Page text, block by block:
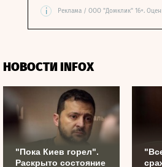
i Реклама / ООО "Домклик" 16+.
НОВОСТИ INFOX
"Пока Киев горел".
Раскрыто состояние